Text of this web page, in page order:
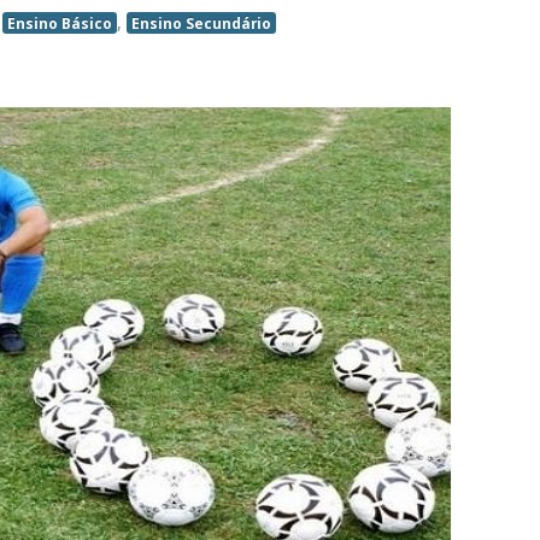
Ensino Básico , Ensino Secundário